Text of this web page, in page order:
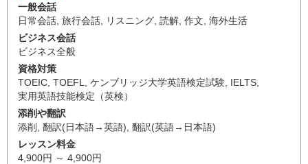
一般会話
日常会話 旅行会話 リスニング 読解 作文 海外生活
ビジネス会話
ビジネス全般
資格対策
TOEIC TOEFL ケンブリッジ大学英語検定試験 IELTS
実用英語技能検定（英検）
添削や翻訳
添削
翻訳(日本語→英語) 翻訳(英語→日本語)
レッスン料金
4,900円 ～ 4,900円